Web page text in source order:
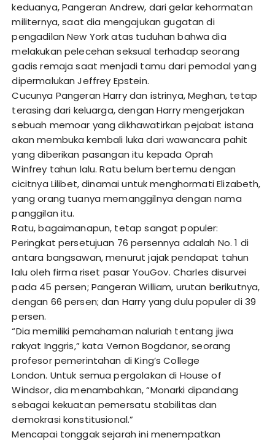
keduanya, Pangeran Andrew, dari gelar kehormatan
militernya, saat dia mengajukan gugatan di
pengadilan New York atas tuduhan bahwa dia
melakukan pelecehan seksual terhadap seorang
gadis remaja saat menjadi tamu dari pemodal yang
dipermalukan Jeffrey Epstein.
Cucunya Pangeran Harry dan istrinya, Meghan, tetap
terasing dari keluarga, dengan Harry mengerjakan
sebuah memoar yang dikhawatirkan pejabat istana
akan membuka kembali luka dari wawancara pahit
yang diberikan pasangan itu kepada Oprah
Winfrey tahun lalu. Ratu belum bertemu dengan
cicitnya Lilibet, dinamai untuk menghormati Elizabeth,
yang orang tuanya memanggilnya dengan nama
panggilan itu.
Ratu, bagaimanapun, tetap sangat populer:
Peringkat persetujuan 76 persennya adalah No. 1 di
antara bangsawan, menurut jajak pendapat tahun
lalu oleh firma riset pasar YouGov. Charles disurvei
pada 45 persen; Pangeran William, urutan berikutnya,
dengan 66 persen; dan Harry yang dulu populer di 39
persen.
“Dia memiliki pemahaman naluriah tentang jiwa
rakyat Inggris,” kata Vernon Bogdanor, seorang
profesor pemerintahan di King’s College
London. Untuk semua pergolakan di House of
Windsor, dia menambahkan, “Monarki dipandang
sebagai kekuatan pemersatu stabilitas dan
demokrasi konstitusional.”
Mencapai tonggak sejarah ini menempatkan